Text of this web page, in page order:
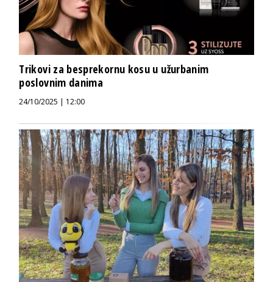
Trikovi za besprekornu kosu u užurbanim
poslovnim danima
24/10/2025 | 12:00